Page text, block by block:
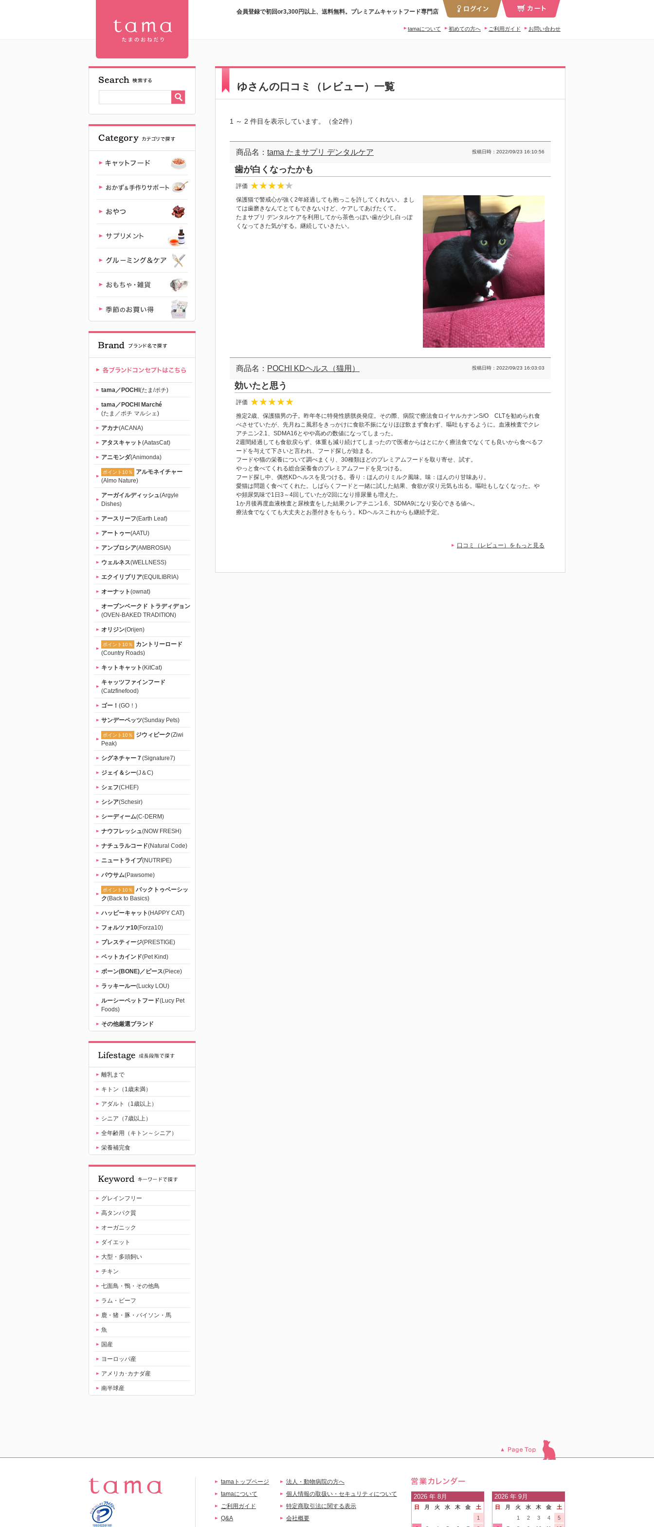
【公式】プ
レミアムキ
ャットフー
ド専門店
「たまのお
ねだり
（tama）」
｜初回送料
無料
会員登録で初回or3,300円以上、送料無料。プレミアムキャットフード専門店
お問い合わせ
ご利用ガイド
初めての方へ
tamaについて
tama／POCHI (たま/ポチ)
tama／POCHI Marché
(たま／ポチ マルシェ)
アカナ(ACANA)
アタスキャット(AatasCat)
アニモンダ(Animonda)
ポイント10％
アルモネイチャー
(Almo Nature)
アーガイルディッシュ(Argyle
Dishes)
アースリーフ(Earth Leaf)
アートゥー(AATU)
アンブロシア(AMBROSIA)
ウェルネス(WELLNESS)
エクイリブリア(EQUILIBRIA)
オーナット(ownat)
オーブンベークド トラディデョン
(OVEN-BAKED TRADITION)
オリジン(Orijen)
ポイント10％
カントリーロード
(Country Roads)
キットキャット(KitCat)
キャッツファインフード
(Catzfinefood)
ゴー！ (GO！)
サンデーペッツ(Sunday Pets)
ポイント10％ ジウィピーク(Ziwi
Peak)
シグネチャー７(Signature7)
ジェイ＆シー(J＆C)
シェフ(CHEF)
シシア(Schesir)
シーディーム(C-DERM)
ナウフレッシュ(NOW FRESH)
ナチュラルコード(Natural Code)
ニュートライプ(NUTRIPE)
パウサム(Pawsome)
ポイント10％
バックトゥベーシッ
ク(Back to Basics)
ハッピーキャット(HAPPY CAT)
フォルツァ10(Forza10)
プレスティージ(PRESTIGE)
ペットカインド(Pet Kind)
ボーン(BONE)／ピース(Piece)
ラッキールー(Lucky LOU)
ルーシーペットフード(Lucy Pet
Foods)
その他厳選ブランド
離乳まで
キトン（1歳未満）
アダルト（1歳以上）
シニア（7歳以上）
全年齢用（キトン～シニア）
栄養補完食
グレインフリー
高タンパク質
オーガニック
ダイエット
大型・多頭飼い
チキン
七面鳥・鴨・その他鳥
ラム・ビーフ
鹿・猪・豚・バイソン・馬
魚
国産
ヨーロッパ産
アメリカ･カナダ産
南半球産
ゆさんの口コミ（レビュー）一覧
1 ～ 2 件目を表示しています。（全2件）
商品名： tama たまサプリ デンタルケア 投稿日時：2022/09/23 16:10:56
歯が白くなったかも
評価
保護猫で警戒心が強く2年経過しても抱っこを許してくれない。まし
ては歯磨きなんてとてもできないけど、ケアしてあげたくて。
たまサプリ デンタルケアを利用してから茶色っぽい歯が少し白っぽ
くなってきた気がする。継続していきたい。
商品名： POCHI KDヘルス（猫用） 投稿日時：2022/09/23 16:03:03
効いたと思う
評価
推定2歳、保護猫男の子。昨年冬に特発性膀胱炎発症。その際、病院で療法食ロイヤルカナンS/O CLTを勧められ食
べさせていたが、先月ねこ風邪をきっかけに食欲不振になりほぼ飲まず食わず、嘔吐もするように。血液検査でクレ
アチニン2.1、SDMA16とやや高めの数値になってしまった。
2週間経過しても食欲戻らず、体重も減り続けてしまったので医者からはとにかく療法食でなくても良いから食べるフ
ードを与えて下さいと言われ、フード探しが始まる。
フードや猫の栄養について調べまくり、30種類ほどのプレミアムフードを取り寄せ、試す。
やっと食べてくれる総合栄養食のプレミアムフードを見つける。
フード探し中、偶然KDヘルスを見つける。香り：ほんのりミルク風味。味：ほんのり甘味あり。
愛猫は問題く食べてくれた。しばらくフードと一緒に試した結果、食欲が戻り元気も出る。嘔吐もしなくなった。や
や頻尿気味で1日3～4回していたが2回になり排尿量も増えた。
1か月後再度血液検査と尿検査をした結果クレアチニン1.6、SDMA9になり安心できる値へ。
療法食でなくても大丈夫とお墨付きをもらう。KDヘルスこれからも継続予定。
口コミ（レビュー）をもっと見る
tamaトップページ
tamaについて
ご利用ガイド
Q&A
法人・動物病院の方へ
個人情報の取扱い・セキュリティについて
特定商取引法に関する表示
会社概要
営業日の
ご案内
2026 年 8月
日 月 火 水 木 金
土
1
2026 年 9月
日 月 火 水 木 金
土
1
2 3 4
5